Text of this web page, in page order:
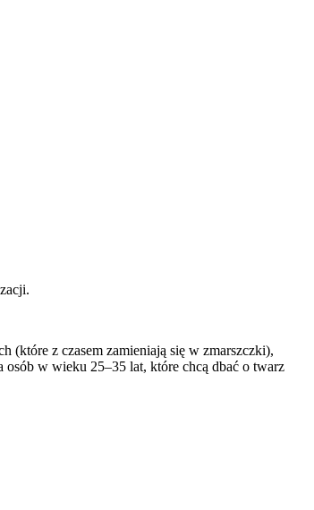
(które z czasem zamieniają się w zmarszczki),
w wieku 25–35 lat, które chcą dbać o twarz